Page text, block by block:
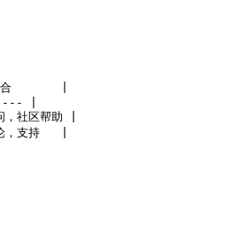
|
|
区帮助 |
支持   |